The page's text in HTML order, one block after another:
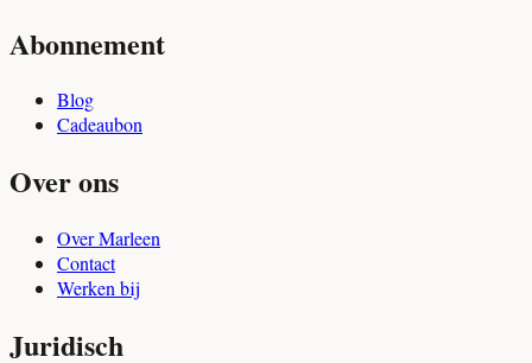
Abonnement
Blog
Cadeaubon
Over ons
Over Marleen
Contact
Werken bij
Juridisch